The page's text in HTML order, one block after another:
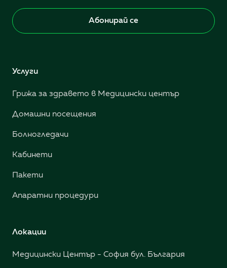
Услуги
Грижа за здравето в Медицински център
Домашни посещения
Болногледачи
Кабинети
Пакети
Апаратни процедури
Локации
Медицински Център - София бул. България